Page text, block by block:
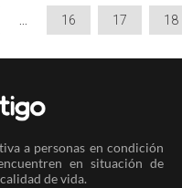
16 17 18
a personas en condición
en situación de
de vida.